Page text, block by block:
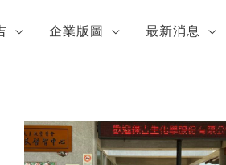
企業版圖 最新消息